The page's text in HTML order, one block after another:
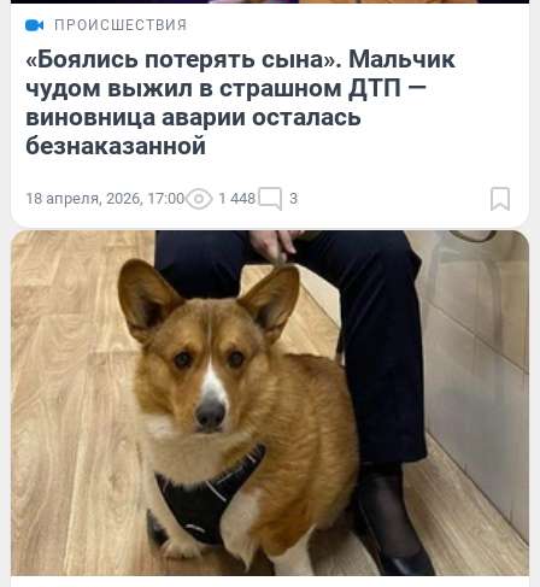
ПРОИСШЕСТВИЯ
«Боялись потерять сына». Мальчик
чудом выжил в страшном ДТП —
виновница аварии осталась
безнаказанной
18 апреля, 2026, 17:00 1 448 3